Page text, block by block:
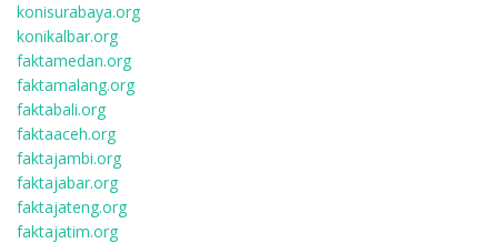
konisurabaya.org
konikalbar.org
faktamedan.org
faktamalang.org
faktabali.org
faktaaceh.org
faktajambi.org
faktajabar.org
faktajateng.org
faktajatim.org